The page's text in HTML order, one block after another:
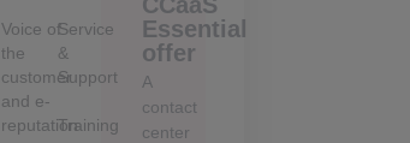
Voice of
the
customer
and e-
reputation
Service
&
Support
Training
Essential
offer
A
contact
center